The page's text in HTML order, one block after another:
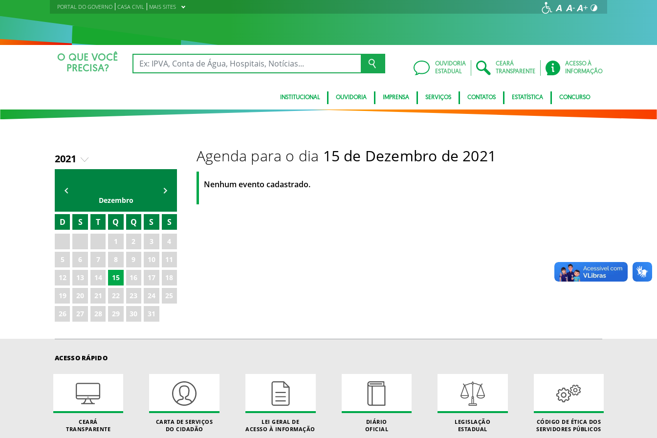
PORTAL DO GOVERNO CASA CIVIL MAIS SITES
O QUE VOCÊ
PRECISA?
OUVIDORIA
ESTADUAL
CEARÁ
TRANSPARENTE
ACESSO À
INFORMAÇÃO
INSTITUCIONAL OUVIDORIA IMPRENSA SERVIÇOS CONTATOS ESTATÍSTICA CONCURSO
2021
2019
2020
2022
2023
2024
2025
2026
Dezembro
D S T Q Q S S
1 2 3
4
5
6 7 8 9 10
11
12
13 14 15 16 17
18
19
20 21 22 23 24
25
26
27 28 29 30 31
Agenda para o dia 15 de Dezembro de 2021
Nenhum evento cadastrado.
ACESSO RÁPIDO
CEARÁ
TRANSPARENTE
CARTA DE SERVIÇOS
DO CIDADÃO
LEI GERAL DE
ACESSO À INFORMAÇÃO
DIÁRIO
OFICIAL
LEGISLAÇÃO
ESTADUAL
CÓDIGO DE ÉTICA DOS
SERVIDORES PÚBLICOS